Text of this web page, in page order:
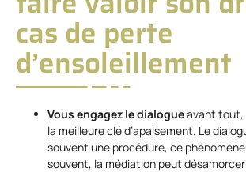
cas de perte
d’ensoleillement
Vous engagez le dialogueavant tout,
la meilleure clé d’apaisement. Le
souvent une procédure, ce
souvent, la médiation peut